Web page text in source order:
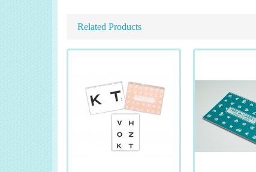
Related Products